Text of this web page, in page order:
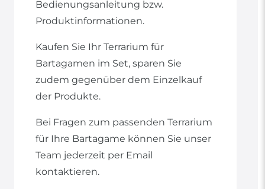
Bedienungsanleitung bzw.
Produktinformationen.
Kaufen Sie Ihr Terrarium für
Bartagamen im Set, sparen Sie
zudem gegenüber dem Einzelkauf
der Produkte.
Bei Fragen zum passenden Terrarium
für Ihre Bartagame können Sie unser
Team jederzeit per Email
kontaktieren.